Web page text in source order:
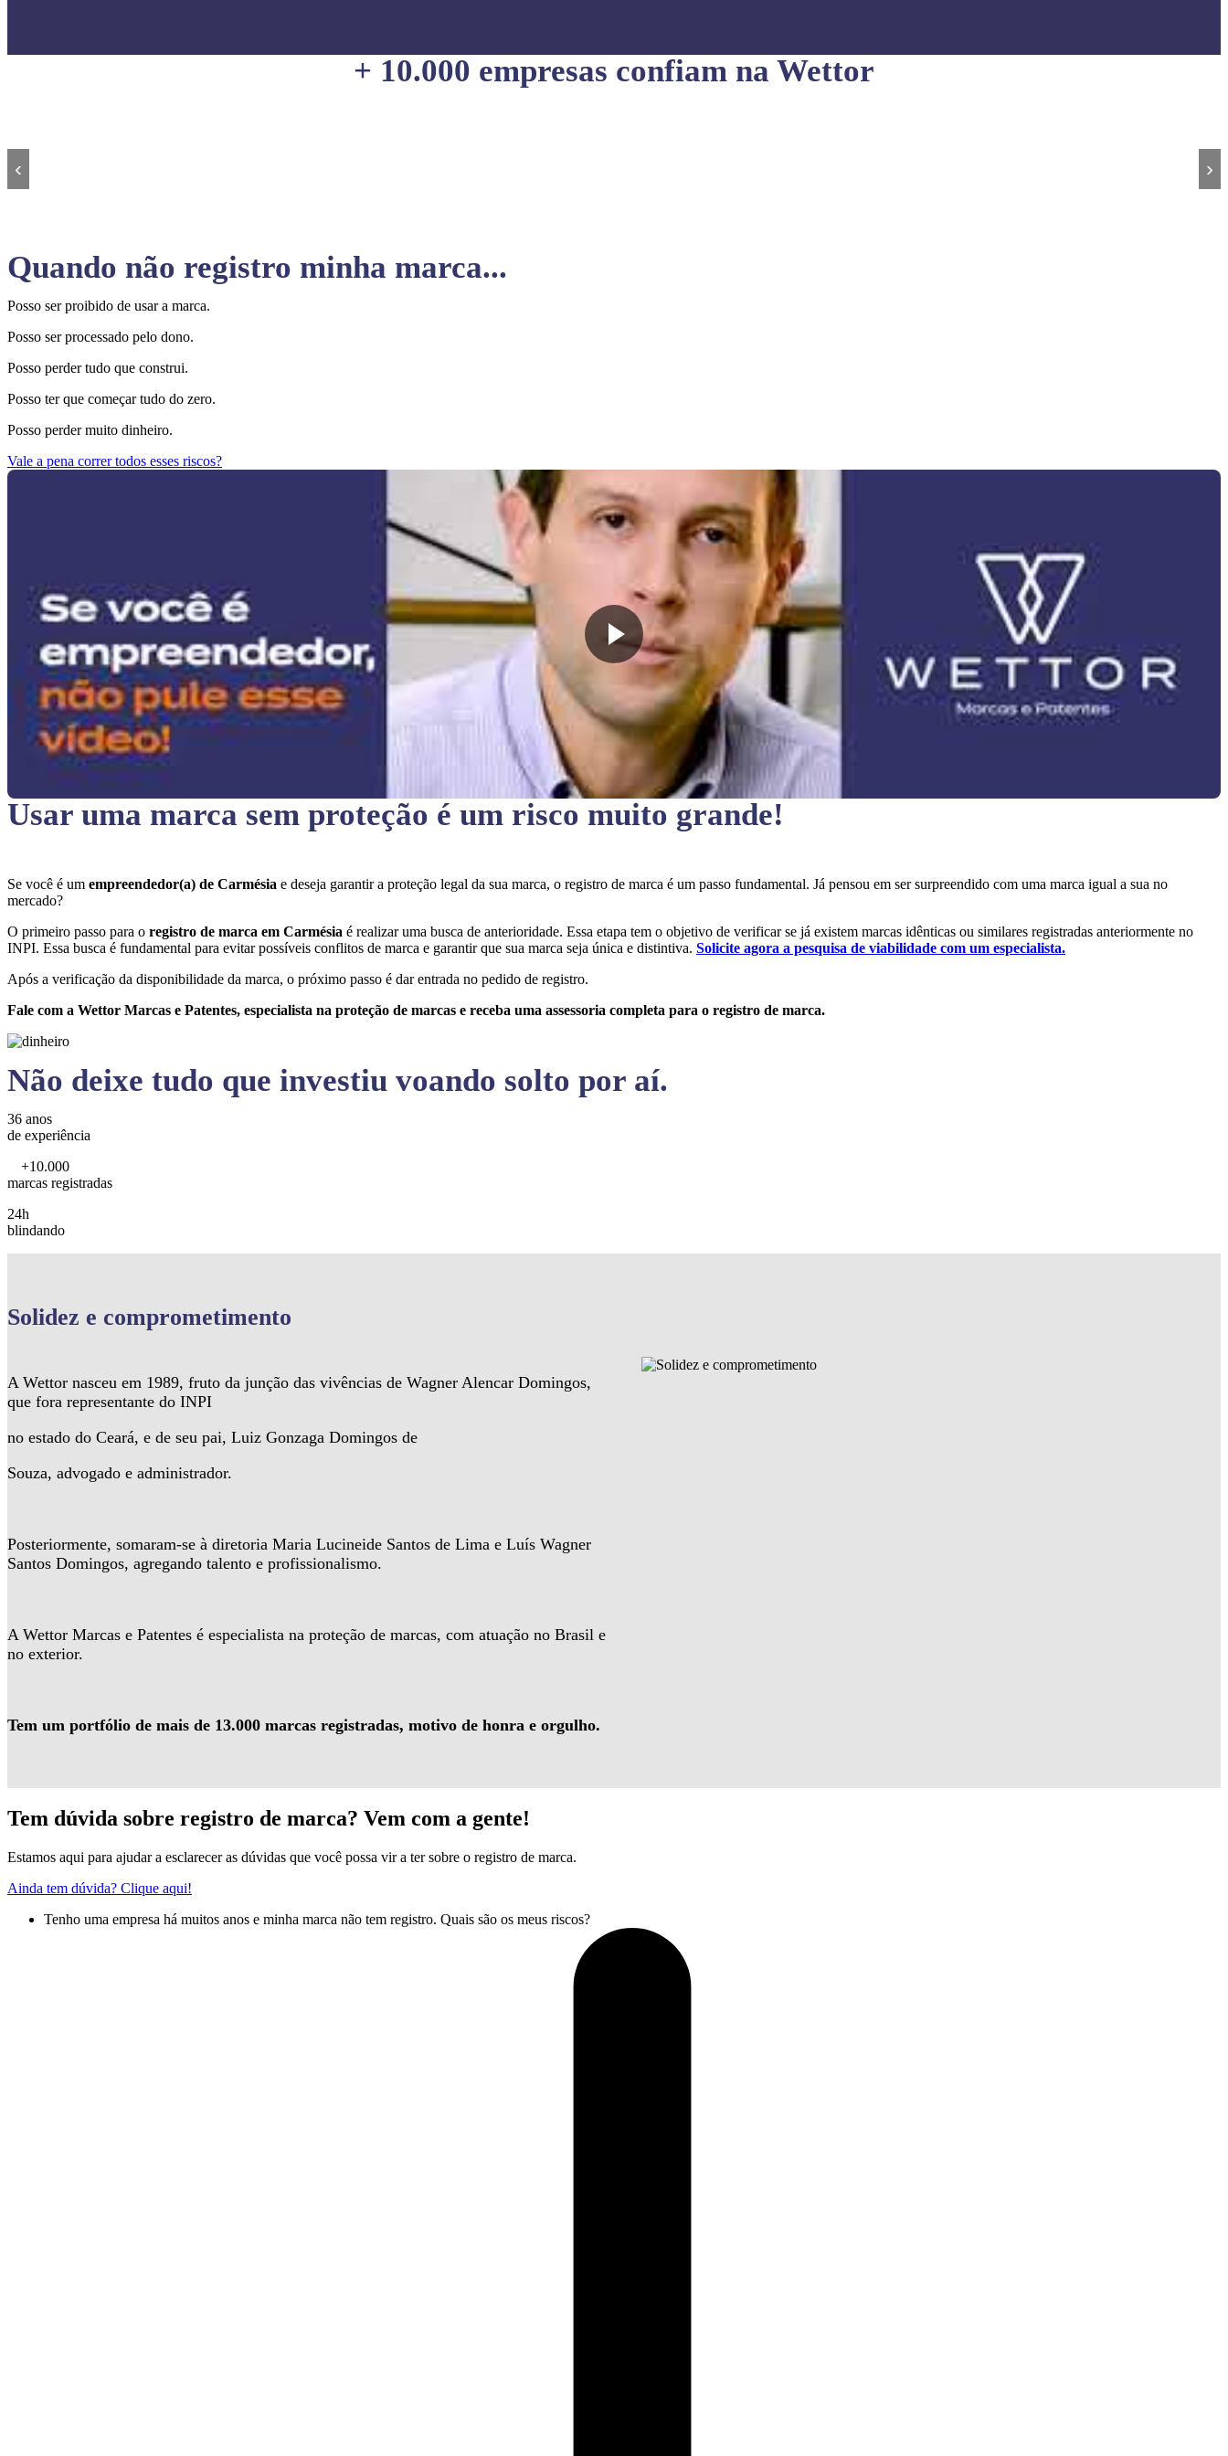
+ 10.000 empresas confiam na Wettor
‹ ›
Quando não registro minha marca...
Posso ser proibido de usar a marca.
Posso ser processado pelo dono.
Posso perder tudo que construi.
Posso ter que começar tudo do zero.
Posso perder muito dinheiro.
Vale a pena correr todos esses riscos?
Usar uma marca sem proteção é um risco muito grande!
Se você é um empreendedor(a) de Carmésia e deseja garantir a proteção legal da sua marca, o registro de marca é um passo fundamental. Já pensou em ser surpreendido com uma marca igual a sua no
mercado?
O primeiro passo para o registro de marca em Carmésia é realizar uma busca de anterioridade. Essa etapa tem o objetivo de verificar se já existem marcas idênticas ou similares registradas anteriormente no
INPI. Essa busca é fundamental para evitar possíveis conflitos de marca e garantir que sua marca seja única e distintiva. Solicite agora a pesquisa de viabilidade com um especialista.
Após a verificação da disponibilidade da marca, o próximo passo é dar entrada no pedido de registro.
Fale com a Wettor Marcas e Patentes, especialista na proteção de marcas e receba uma assessoria completa para o registro de marca.
Não deixe tudo que investiu voando solto por aí.
36 anos
de experiência
+10.000
marcas registradas
24h
blindando
Solidez e comprometimento
A Wettor nasceu em 1989, fruto da junção das vivências de Wagner Alencar Domingos,
que fora representante do INPI
no estado do Ceará, e de seu pai, Luiz Gonzaga Domingos de
Souza, advogado e administrador.
Posteriormente, somaram-se à diretoria Maria Lucineide Santos de Lima e Luís Wagner
Santos Domingos, agregando talento e profissionalismo.
A Wettor Marcas e Patentes é especialista na proteção de marcas, com atuação no Brasil e
no exterior.
Tem um portfólio de mais de 13.000 marcas registradas, motivo de honra e orgulho.
Tem dúvida sobre registro de marca? Vem com a gente!
Estamos aqui para ajudar a esclarecer as dúvidas que você possa vir a ter sobre o registro de marca.
Ainda tem dúvida? Clique aqui!
Tenho uma empresa há muitos anos e minha marca não tem registro. Quais são os meus riscos?